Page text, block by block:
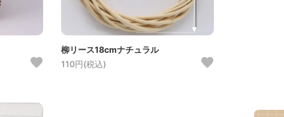
柳リース18cmナチュラル
110円(税込)